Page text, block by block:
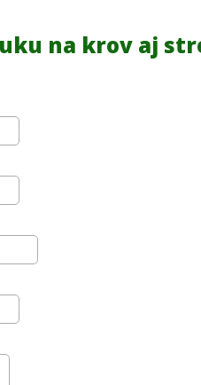
na krov aj